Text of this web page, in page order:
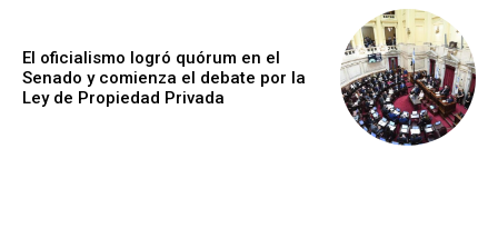
El oficialismo logró quórum en el
Senado y comienza el debate por la
Ley de Propiedad Privada